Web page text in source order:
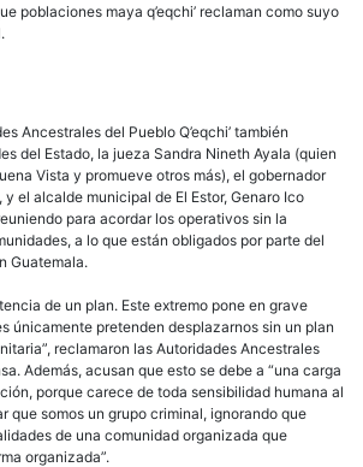
poblaciones maya q’eqchi’ reclaman como suyo
Ancestrales del Pueblo Q’eqchi’ también
del Estado, la jueza Sandra Nineth Ayala (quien
Vista y promueve otros más), el gobernador
y el alcalde municipal de El Estor, Genaro Ico
para acordar los operativos sin la
a lo que están obligados por parte del
Guatemala.
de un plan. Este extremo pone en grave
únicamente pretenden desplazarnos sin un plan
reclamaron las Autoridades Ancestrales
Además, acusan que esto se debe a “una carga
porque carece de toda sensibilidad humana al
que somos un grupo criminal, ignorando que
de una comunidad organizada que
organizada”.